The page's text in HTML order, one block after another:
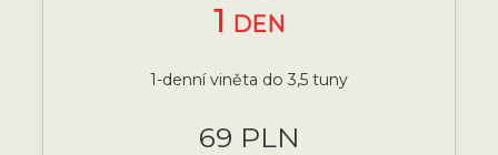
1 DEN
1-denní viněta do 3,5 tuny
69 PLN